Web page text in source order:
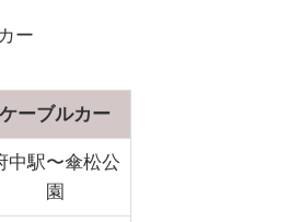
ー
ケーブルカー
中駅〜傘松公
園